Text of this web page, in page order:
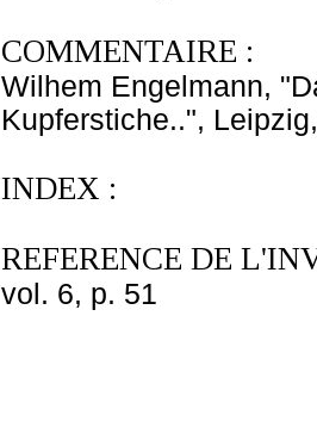
COMMENTAIRE :
Wilhem Engelmann,
Kupferstiche..",
INDEX :
REFERENCE DE
vol. 6, p. 51